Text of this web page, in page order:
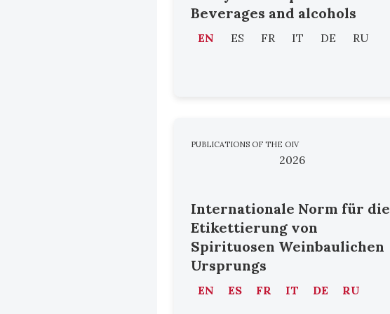
Beverages and alcohols
EN ES FR IT DE RU
PUBLICATIONS OF THE OIV
2026
Internationale Norm für die
Etikettierung von
Spirituosen Weinbaulichen
Ursprungs
EN ES FR IT DE RU